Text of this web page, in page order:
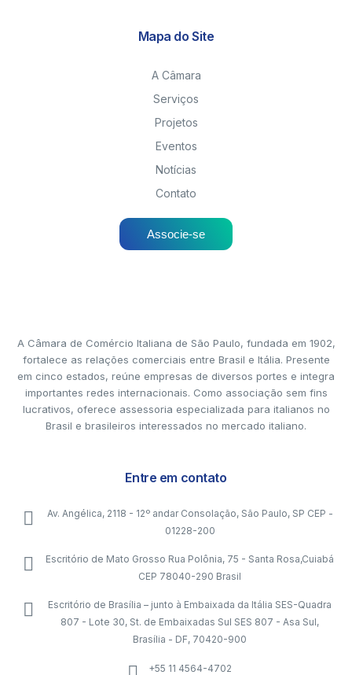
Mapa do Site
A Câmara
Serviços
Projetos
Eventos
Notícias
Contato
Associe-se
A Câmara de Comércio Italiana de São Paulo, fundada em 1902,
fortalece as relações comerciais entre Brasil e Itália. Presente
em cinco estados, reúne empresas de diversos portes e integra
importantes redes internacionais. Como associação sem fins
lucrativos, oferece assessoria especializada para italianos no
Brasil e brasileiros interessados no mercado italiano.
Entre em contato
Av. Angélica, 2118 - 12º andar Consolação, São Paulo, SP CEP -
01228-200
Escritório de Mato Grosso Rua Polônia, 75 - Santa Rosa,Cuiabá
CEP 78040-290 Brasil
Escritório de Brasília – junto à Embaixada da Itália SES-Quadra
807 - Lote 30, St. de Embaixadas Sul SES 807 - Asa Sul,
Brasília - DF, 70420-900
+55 11 4564-4702